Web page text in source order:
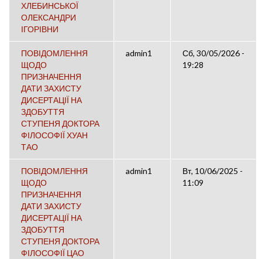
ХЛЕБИНСЬКОЇ
ОЛЕКСАНДРИ
ІГОРІВНИ
ПОВІДОМЛЕННЯ
ЩОДО
ПРИЗНАЧЕННЯ
ДАТИ ЗАХИСТУ
ДИСЕРТАЦІЇ НА
ЗДОБУТТЯ
СТУПЕНЯ ДОКТОРА
ФІЛОСОФІЇ ХУАН
ТАО
admin1
Сб, 30/05/2026 -
19:28
ПОВІДОМЛЕННЯ
ЩОДО
ПРИЗНАЧЕННЯ
ДАТИ ЗАХИСТУ
ДИСЕРТАЦІЇ НА
ЗДОБУТТЯ
СТУПЕНЯ ДОКТОРА
ФІЛОСОФІЇ ЦАО
admin1
Вт, 10/06/2025 -
11:09